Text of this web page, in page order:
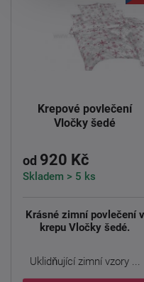
Krepové povlečení
Vločky šedé
od 920 Kč
Skladem > 5 ks
Krásné zimní povlečení v
krepu Vločky šedé.
Uklidňující zimní vzory ...